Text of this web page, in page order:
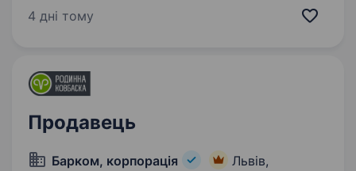
делікатесів і свіжої випічки під брендом
4 дні тому
Продавець
Барком, корпорація
Львів,